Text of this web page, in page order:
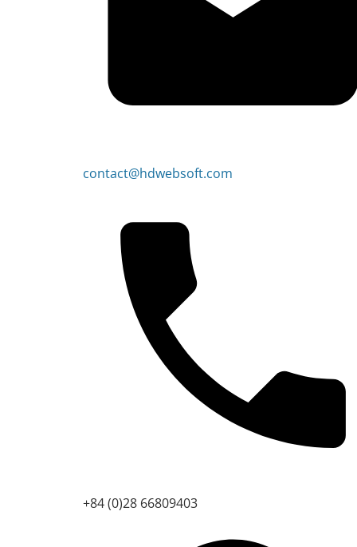
contact@hdwebsoft.com
+84 (0)28 66809403